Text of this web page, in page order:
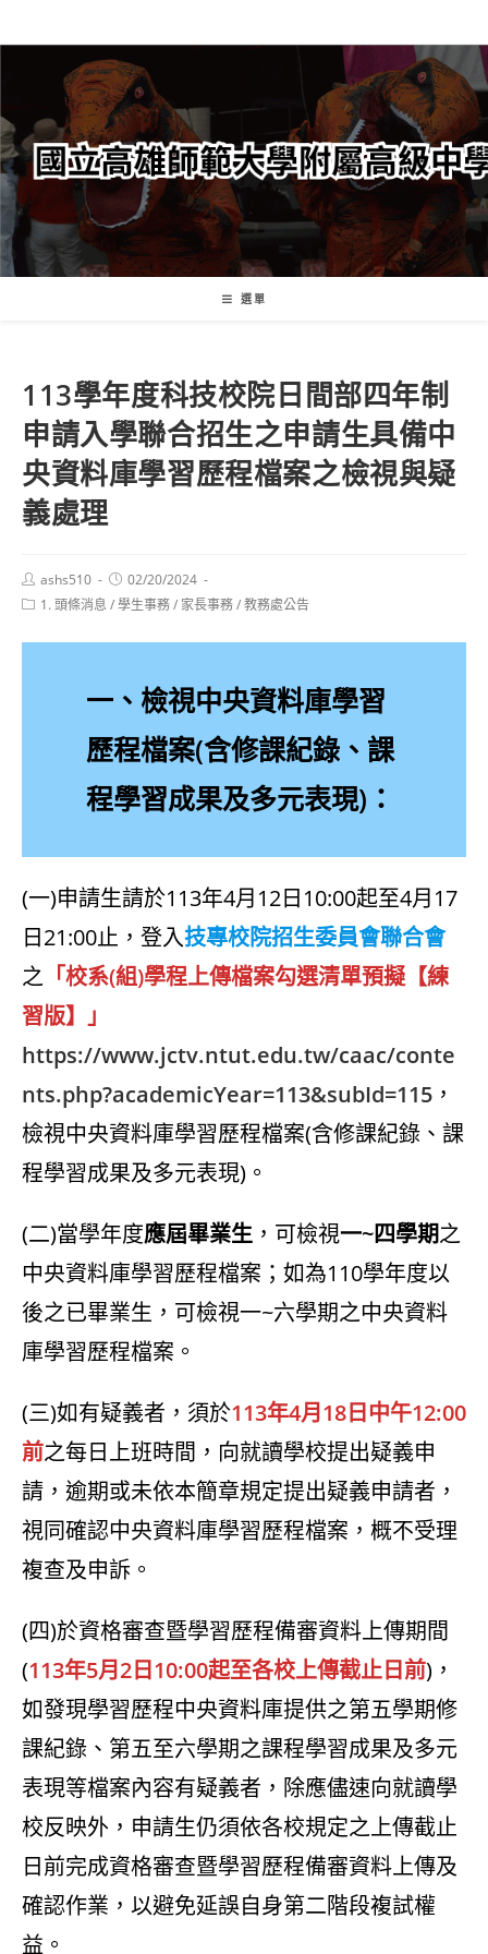
轉
要
內
容
選單
113學年度科技校院日間部四年制
申請入學聯合招生之申請生具備中
央資料庫學習歷程檔案之檢視與疑
義處理
Post
author:
ashs510
Post
published:
02/20/2024
Post1. 頭條消息 /學生事務/ 家長事務/教務處公告
一、檢視中央資料庫學習
歷程檔案(含修課紀錄、課
程學習成果及多元表現)：
(一)申請生請於113年4月12日10:00起至4月17
日21:00止，登入技專校院招生委員會聯合會
之 「校系(組)學程上傳檔案勾選清單預擬【練
習版】」
https://www.jctv.ntut.edu.tw/caac/conte
nts.php?academicYear=113&subId=115 ，
檢視中央資料庫學習歷程檔案(含修課紀錄、課
程學習成果及多元表現)。
(二)當學年度應屆畢業生 ，可檢視一~四學期之
中央資料庫學習歷程檔案；如為110學年度以
後之已畢業生，可檢視一~六學期之中央資料
庫學習歷程檔案。
(三)如有疑義者，須於113年4月18日中午12:00
前之每日上班時間，向就讀學校提出疑義申
請，逾期或未依本簡章規定提出疑義申請者，
視同確認中央資料庫學習歷程檔案，概不受理
複查及申訴。
(四)於資格審查暨學習歷程備審資料上傳期間
(113年5月2日10:00起至各校上傳截止日前)，
如發現學習歷程中央資料庫提供之第五學期修
課紀錄、第五至六學期之課程學習成果及多元
表現等檔案內容有疑義者，除應儘速向就讀學
校反映外，申請生仍須依各校規定之上傳截止
日前完成資格審查暨學習歷程備審資料上傳及
確認作業，以避免延誤自身第二階段複試權
益。